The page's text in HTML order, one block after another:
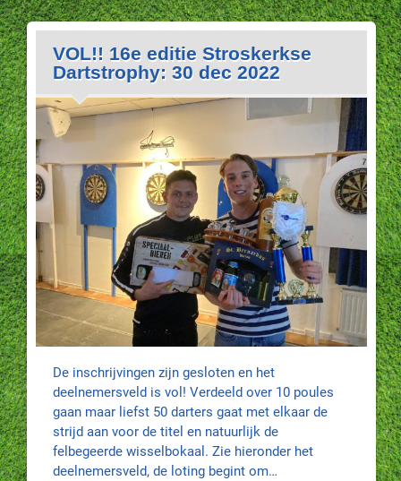
VOL!! 16e editie Stroskerkse
Dartstrophy: 30 dec 2022
De inschrijvingen zijn gesloten en het
deelnemersveld is vol! Verdeeld over 10 poules
gaan maar liefst 50 darters gaat met elkaar de
strijd aan voor de titel en natuurlijk de
felbegeerde wisselbokaal. Zie hieronder het
deelnemersveld, de loting begint om…